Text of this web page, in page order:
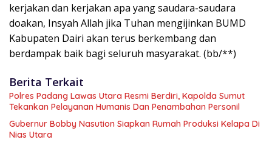
kerjakan dan kerjakan apa yang saudara-saudara
doakan, Insyah Allah jika Tuhan mengijinkan BUMD
Kabupaten Dairi akan terus berkembang dan
berdampak baik bagi seluruh masyarakat. (bb/**)
Berita Terkait
Polres Padang Lawas Utara Resmi Berdiri, Kapolda Sumut
Tekankan Pelayanan Humanis Dan Penambahan Personil
Gubernur Bobby Nasution Siapkan Rumah Produksi Kelapa Di
Nias Utara